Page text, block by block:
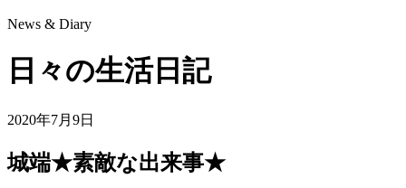
News & Diary
日々の生活日記
2020年7月9日
城端★素敵な出来事★